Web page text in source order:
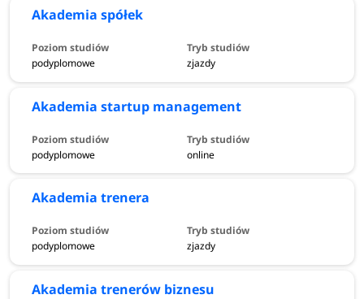
Akademia spółek
podyplomowe zjazdy
Akademia startup management
podyplomowe online
Akademia trenera
podyplomowe zjazdy
Akademia trenerów biznesu